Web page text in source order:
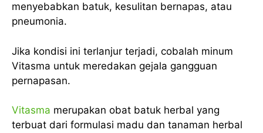
menyebabkan batuk, kesulitan bernapas, atau
pneumonia.
Jika kondisi ini terlanjur terjadi, cobalah minum
Vitasma untuk meredakan gejala gangguan
pernapasan.
Vitasma merupakan obat batuk herbal yang
terbuat dari formulasi madu dan tanaman herbal